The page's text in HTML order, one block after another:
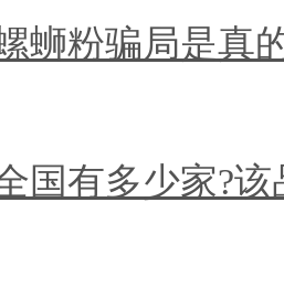
蛳粉骗局是真
国有多少家?